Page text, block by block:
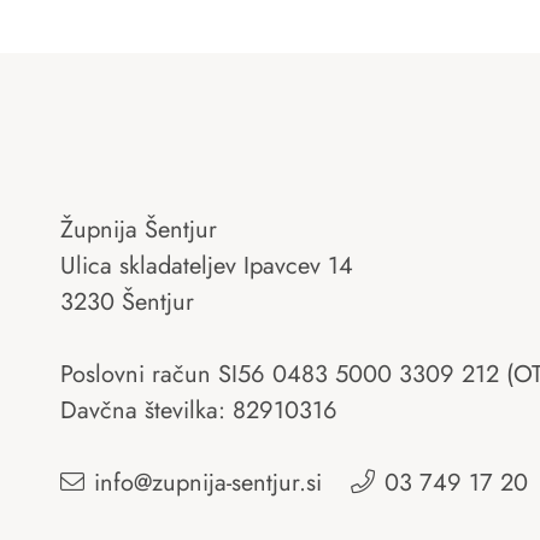
Župnija Šentjur
Ulica skladateljev Ipavcev 14
3230 Šentjur
Poslovni račun SI56 0483 5000 3309 212
Davčna številka: 82910316
info@zupnija-sentjur.si 03 749 17 20